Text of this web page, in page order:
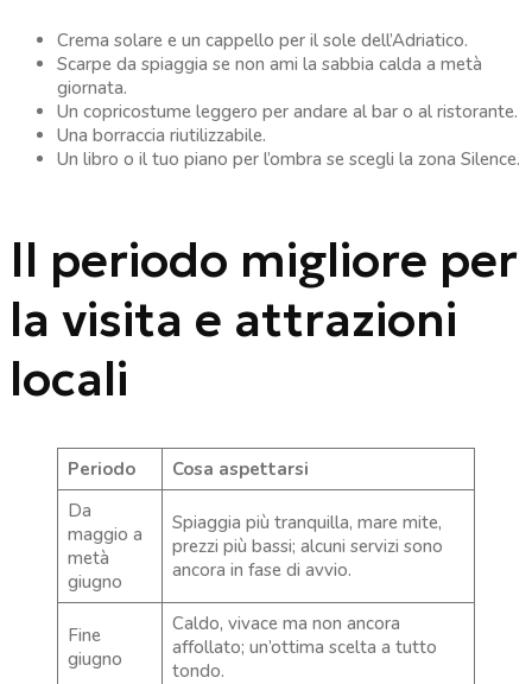
Crema solare e un cappello per il sole dell’Adriatico.
Scarpe da spiaggia se non ami la sabbia calda a metà
giornata.
Un copricostume leggero per andare al bar o al ristorante.
Una borraccia riutilizzabile.
Un libro o il tuo piano per l’ombra se scegli la zona Silence.
Il periodo migliore per
la visita e attrazioni
locali
Periodo
Cosa aspettarsi
Da
maggio a
metà
giugno
Spiaggia più tranquilla, mare mite,
prezzi più bassi; alcuni servizi sono
ancora in fase di avvio.
Fine
giugno
Caldo, vivace ma non ancora
affollato; un’ottima scelta a tutto
tondo.